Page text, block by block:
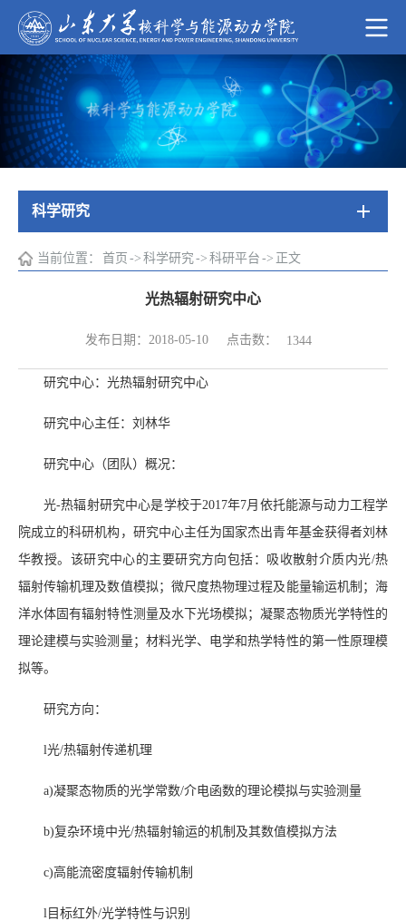
科学研究
当前位置： 首页 -> 科学研究-> 科研平台 -> 正文
光热辐射研究中心
发布日期：2018-05-10 点击数： 1344
研究中心：光热辐射研究中心
研究中心主任：刘林华
研究中心（团队）概况：
光-热辐射研究中心是学校于2017年7月依托能源与动力工程学
院成立的科研机构，研究中心主任为国家杰出青年基金获得者刘林
华教授。该研究中心的主要研究方向包括：吸收散射介质内光/热
辐射传输机理及数值模拟；微尺度热物理过程及能量输运机制；海
洋水体固有辐射特性测量及水下光场模拟；凝聚态物质光学特性的
理论建模与实验测量；材料光学、电学和热学特性的第一性原理模
拟等。
研究方向：
l光/热辐射传递机理
a)凝聚态物质的光学常数/介电函数的理论模拟与实验测量
b)复杂环境中光/热辐射输运的机制及其数值模拟方法
c)高能流密度辐射传输机制
l目标红外/光学特性与识别